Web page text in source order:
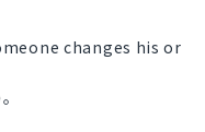
changes his or